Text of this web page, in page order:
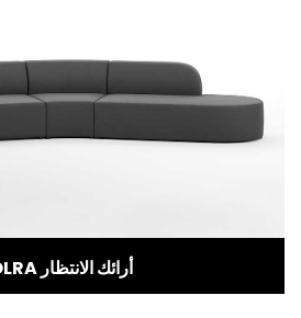
POLRA أرائك الانتظار